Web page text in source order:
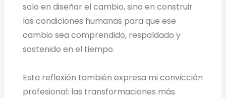
solo en diseñar el cambio, sino en construir
las condiciones humanas para que ese
cambio sea comprendido, respaldado y
sostenido en el tiempo.
Esta reflexión también expresa mi convicción
profesional: las transformaciones más